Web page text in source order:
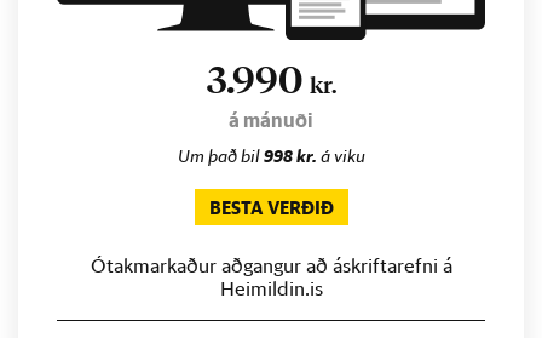
3.990 kr.
á mánuði
Um það bil998 kr. á viku
BESTA VERÐIÐ
Ótakmarkaður aðgangur að áskriftarefni á
Heimildin.is